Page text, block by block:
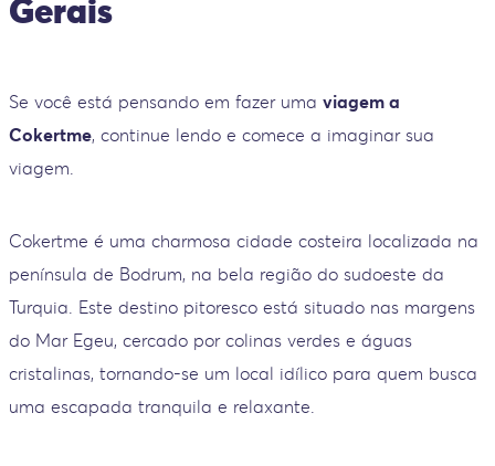
Gerais
Se você está pensando em fazer uma viagem a
Cokertme, continue lendo e comece a imaginar sua
viagem.
Cokertme é uma charmosa cidade costeira localizada na
península de Bodrum, na bela região do sudoeste da
Turquia. Este destino pitoresco está situado nas margens
do Mar Egeu, cercado por colinas verdes e águas
cristalinas, tornando-se um local idílico para quem busca
uma escapada tranquila e relaxante.